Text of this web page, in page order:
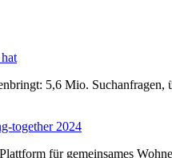
5,6 Mio. Suchanfragen,
together 2024
für gemeinsames